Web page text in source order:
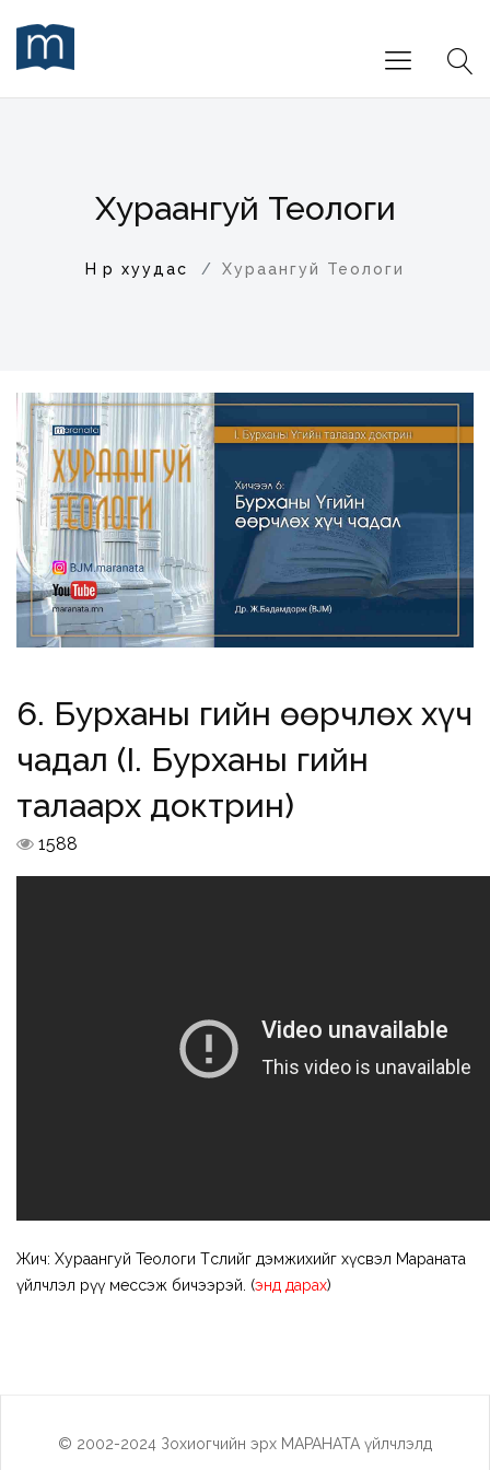
Хураангуй Теологи
Нүүр хуудас Хураангуй Теологи
6. Бурханы Үгийн өөрчлөх хүч
чадал (I. Бурханы Үгийн
талаарх доктрин)
1588
Жич: Хураангуй Теологи Төслийг дэмжихийг хүсвэл Мараната
үйлчлэл рүү мессэж бичээрэй. (энд дарах)
© 2002-2024 Зохиогчийн эрх МАРАНАТА үйлчлэлд